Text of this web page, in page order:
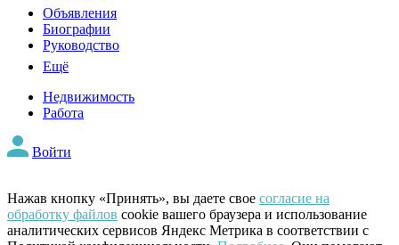
Объявления
Биографии
Руководство
Ещё
Недвижимость
Работа
Войти
Нажав кнопку «Принять», вы даете свое согласие на
обработку файлов cookie вашего браузера и использование
аналитических сервисов Яндекс Метрика в соответствии с